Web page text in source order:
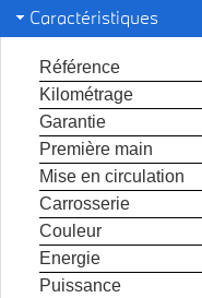
Caractéristiques
Référence
Kilométrage
Garantie
Première main
Mise en circulation
Carrosserie
Couleur
Energie
Puissance